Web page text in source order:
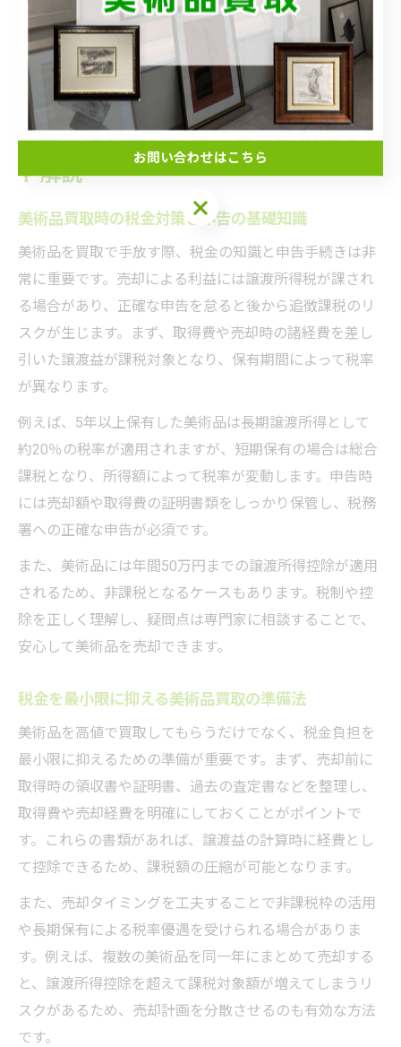
相談することが成功のコツです。根気強く情報収集と交
渉を重ねることで、思わぬ高額査定につながる可能性が
広がります。
税金負担を減らす美術品買取のポイン
ト解説
美術品買取時の税金対策と申告の基礎知識
美術品を買取で手放す際、税金の知識と申告手続きは非
常に重要です。売却による利益には譲渡所得税が課され
る場合があり、正確な申告を怠ると後から追徴課税のリ
スクが生じます。まず、取得費や売却時の諸経費を差し
引いた譲渡益が課税対象となり、保有期間によって税率
が異なります。
例えば、5年以上保有した美術品は長期譲渡所得として
約20％の税率が適用されますが、短期保有の場合は総合
課税となり、所得額によって税率が変動します。申告時
には売却額や取得費の証明書類をしっかり保管し、税務
署への正確な申告が必須です。
また、美術品には年間50万円までの譲渡所得控除が適用
されるため、非課税となるケースもあります。税制や控
除を正しく理解し、疑問点は専門家に相談することで、
安心して美術品を売却できます。
税金を最小限に抑える美術品買取の準備法
美術品を高値で買取してもらうだけでなく、税金負担を
最小限に抑えるための準備が重要です。まず、売却前に
取得時の領収書や証明書、過去の査定書などを整理し、
取得費や売却経費を明確にしておくことがポイントで
す。これらの書類があれば、譲渡益の計算時に経費とし
て控除できるため、課税額の圧縮が可能となります。
また、売却タイミングを工夫することで非課税枠の活用
や長期保有による税率優遇を受けられる場合がありま
す。例えば、複数の美術品を同一年にまとめて売却する
と、譲渡所得控除を超えて課税対象額が増えてしまうリ
スクがあるため、売却計画を分散させるのも有効な方法
です。
お問い合わせはこちら
お問い合わせはこちら